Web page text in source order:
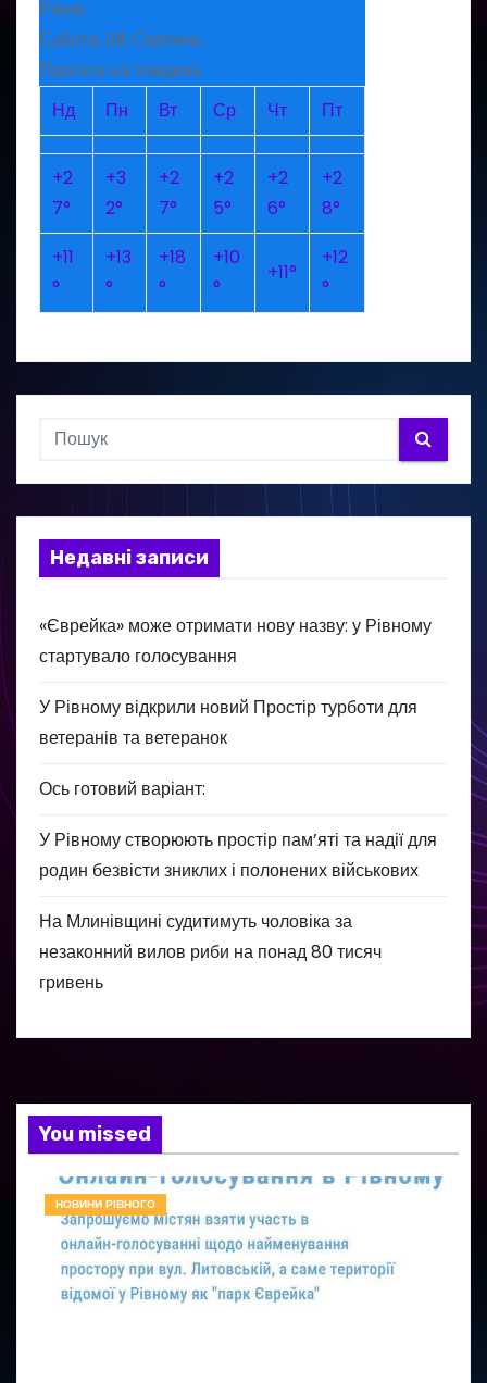
Рівне
Субота, 08 Серпень
Прогноз на тиждень
Нд
Пн Вт Ср Чт Пт
+2
7°
+3
2°
+2
7°
+2
5°
+2
6°
+2
8°
+11
°
+13
°
+18
°
+10
°
+11°
+12
°
Недавні записи
«Єврейка» може отримати нову назву: у Рівному
стартувало голосування
У Рівному відкрили новий Простір турботи для
ветеранів та ветеранок
Ось готовий варіант:
У Рівному створюють простір пам’яті та надії для
родин безвісти зниклих і полонених військових
На Млинівщині судитимуть чоловіка за
незаконний вилов риби на понад 80 тисяч
гривень
You missed
НОВИНИ РІВНОГО